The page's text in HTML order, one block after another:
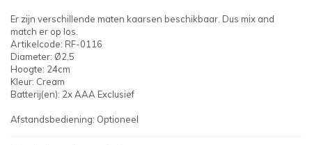
Er zijn verschillende maten kaarsen beschikbaar. Dus mix and
match er op los.
Artikelcode: RF-0116
Diameter: Ø2,5
Hoogte: 24cm
Kleur: Cream
Batterij(en): 2x AAA Exclusief
Afstandsbediening: Optioneel